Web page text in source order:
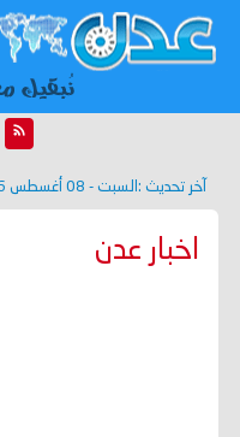
آخر تحديث : السبت - 08 أغسطس 2026 - 02:51 م
اخبار عدن